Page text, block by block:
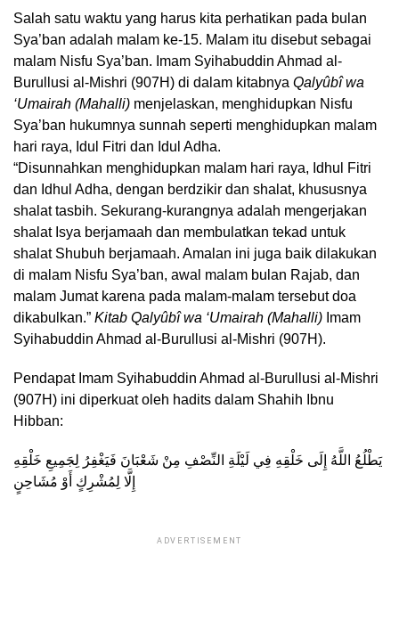
Salah satu waktu yang harus kita perhatikan pada bulan
Sya’ban adalah malam ke-15. Malam itu disebut sebagai
malam Nisfu Sya’ban. Imam Syihabuddin Ahmad al-
Burullusi al-Mishri (907H) di dalam kitabnya Qalyûbî wa
‘Umairah (Mahalli) menjelaskan, menghidupkan Nisfu
Sya’ban hukumnya sunnah seperti menghidupkan malam
hari raya, Idul Fitri dan Idul Adha.
“Disunnahkan menghidupkan malam hari raya, Idhul Fitri
dan Idhul Adha, dengan berdzikir dan shalat, khususnya
shalat tasbih. Sekurang-kurangnya adalah mengerjakan
shalat Isya berjamaah dan membulatkan tekad untuk
shalat Shubuh berjamaah. Amalan ini juga baik dilakukan
di malam Nisfu Sya’ban, awal malam bulan Rajab, dan
malam Jumat karena pada malam-malam tersebut doa
dikabulkan.” Kitab Qalyûbî wa ‘Umairah (Mahalli) Imam
Syihabuddin Ahmad al-Burullusi al-Mishri (907H).
Pendapat Imam Syihabuddin Ahmad al-Burullusi al-Mishri
(907H) ini diperkuat oleh hadits dalam Shahih Ibnu
Hibban:
يَطْلُعُ اللَّهُ إِلَى خَلْقِهِ فِي لَيْلَةِ النِّصْفِ مِنْ شَعْبَانَ فَيَغْفِرُ لِجَمِيعِ خَلْقِهِ
إِلَّا لِمُشْرِكٍ أَوْ مُشَاحِنٍ
ADVERTISEMENT